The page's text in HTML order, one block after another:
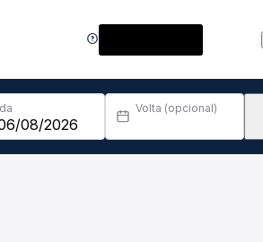
Volta (opcional)